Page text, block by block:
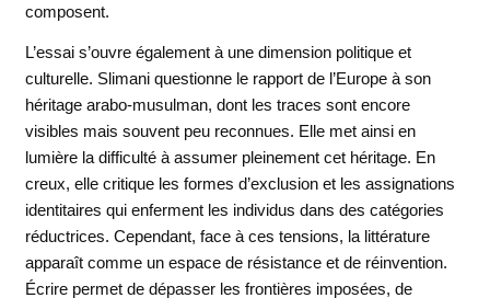
composent.
L’essai s’ouvre également à une dimension politique et
culturelle. Slimani questionne le rapport de l’Europe à son
héritage arabo-musulman, dont les traces sont encore
visibles mais souvent peu reconnues. Elle met ainsi en
lumière la difficulté à assumer pleinement cet héritage. En
creux, elle critique les formes d’exclusion et les assignations
identitaires qui enferment les individus dans des catégories
réductrices. Cependant, face à ces tensions, la littérature
apparaît comme un espace de résistance et de réinvention.
Écrire permet de dépasser les frontières imposées, de